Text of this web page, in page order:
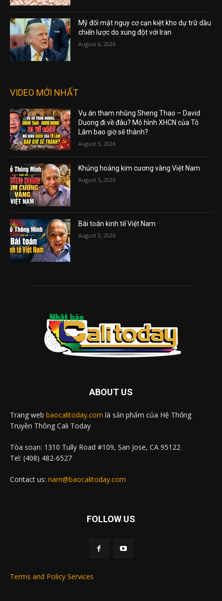
Mỹ đối mặt nguy cơ cạn kiệt kho dự trữ dầu
chiến lược do xung đột với Iran
August 6, 2026
VIDEO MỚI NHẤT
Vụ án tham nhũng Sheng Thao – David
Duong đi về đâu? Mô hình XHCN của Tô
Lâm bao giờ sẽ thành?
August 5, 2026
Khủng hoảng kim cương vàng Việt Nam
August 5, 2026
Bài toán kinh tế Việt Nam
August 3, 2026
ABOUT US
Trang web baocalitoday.com là sản phẩm của Hệ Thống
Truyền Thông Cali Today
Tòa soạn: 1310 Tully Road #109, San Jose, CA 95122
Tel: (408) 482-6527
Contact us: nam@baocalitoday.com
FOLLOW US
Terms and Policy Services